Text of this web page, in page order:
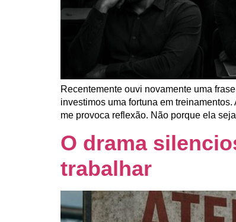
Recentemente ouvi novamente uma
investimos uma fortuna em
me provoca reflexão. Não porque ela
O drama
trabalhar